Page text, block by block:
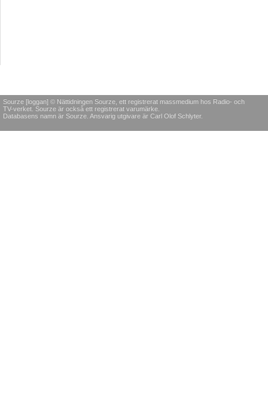
Sourze [loggan] © Nättidningen Sourze, ett registrerat massmedium hos Radio- och
TV-verket. Sourze är också ett registrerat varumärke.
Databasens namn är Sourze. Ansvarig utgivare är Carl Olof Schlyter.